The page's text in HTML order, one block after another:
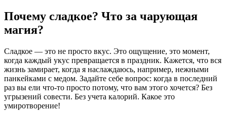
Почему сладкое? Что за чарующая
магия?
Сладкое — это не просто вкус. Это ощущение, это момент,
когда каждый укус превращается в праздник. Кажется, что вся
жизнь замирает, когда я наслаждаюсь, например, нежными
панкейками с медом. Задайте себе вопрос: когда в последний
раз вы ели что-то просто потому, что вам этого хочется? Без
угрызений совести. Без учета калорий. Какое это
умиротворение!